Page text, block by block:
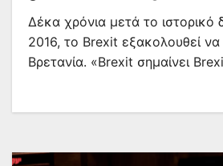
Δέκα χρόνια μετά το ιστορικό
2016, το Brexit εξακολουθεί να
Βρετανία. «Brexit σημαίνει